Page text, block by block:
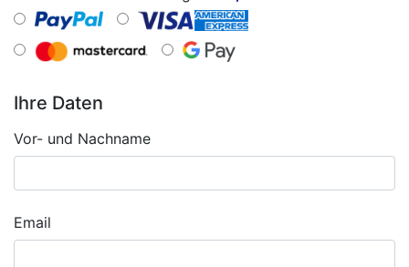
Ihre Daten
Vor- und Nachname
Email